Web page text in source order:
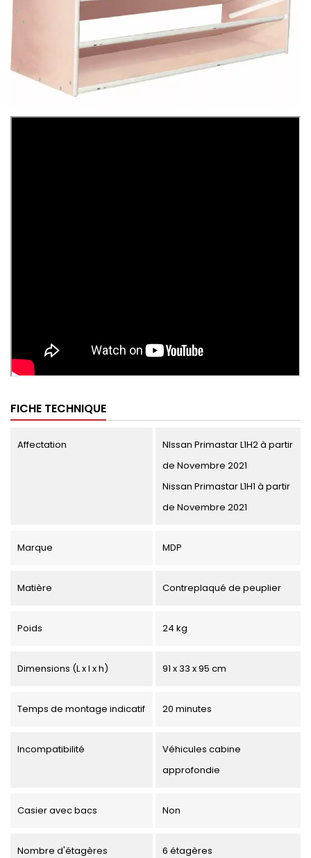
FICHE TECHNIQUE
Affectation
NIssan Primastar L1H2 à partir
de Novembre 2021
Nissan Primastar L1H1 à partir
de Novembre 2021
Marque MDP
Matière Contreplaqué de peuplier
Poids 24 kg
Dimensions (L x l x h) 91 x 33 x 95 cm
Temps de montage indicatif 20 minutes
Incompatibilité
Véhicules cabine
approfondie
Casier avec bacs Non
Nombre d'étagères 6 étagères